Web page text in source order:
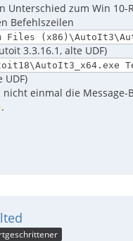
Unterschied zum Win 10-
Befehlszeilen
Files
3.3.16.1, alte UDF)
UDF)
nicht einmal die Message-
.